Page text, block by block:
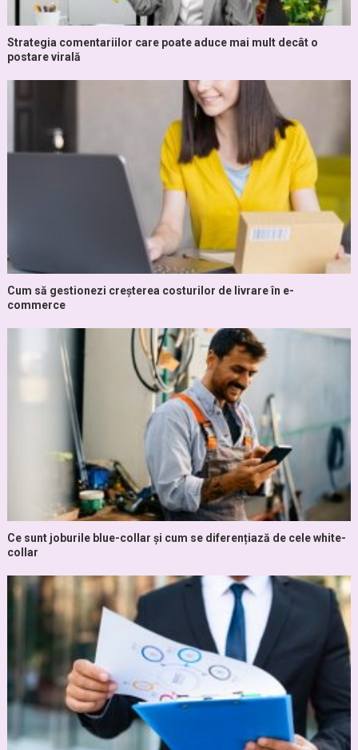
Strategia comentariilor care poate aduce mai mult decât o
postare virală
Cum să gestionezi creșterea costurilor de livrare în e-
commerce
Ce sunt joburile blue-collar și cum se diferențiază de cele white-
collar